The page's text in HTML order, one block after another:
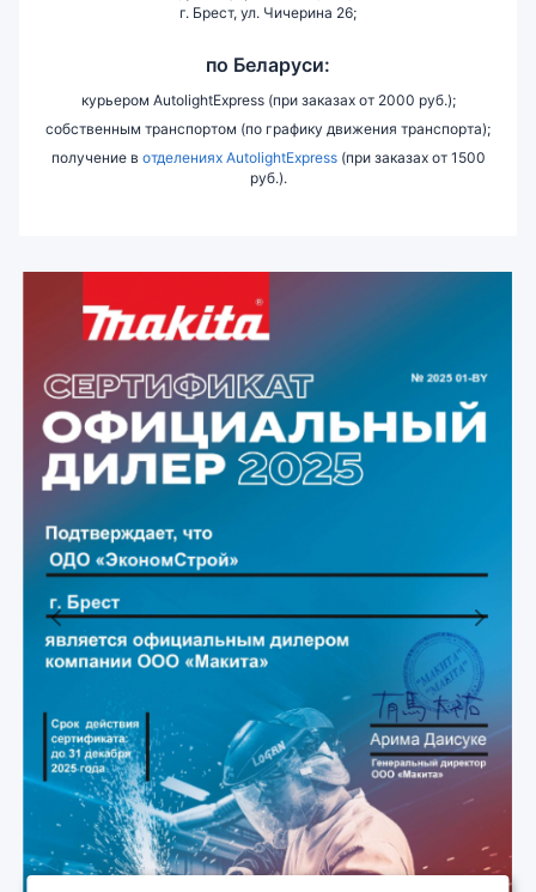
г. Брест, ул. Чичерина 26;
по Беларуси:
курьером AutolightExpress (при заказах от 2000 руб.);
собственным транспортом (по графику движения транспорта);
получение в отделениях AutolightExpress(при заказах от 1500
руб.).
Previous Next